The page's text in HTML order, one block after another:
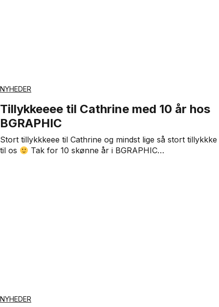
NYHEDER
Tillykkeeee til Cathrine med 10 år hos
BGRAPHIC
Stort tillykkkeee til Cathrine og mindst lige så stort tillykkke
til os
Tak for 10 skønne år i BGRAPHIC…
NYHEDER